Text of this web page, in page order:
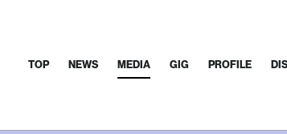
TOP NEWS MEDIA GIG PROFILE